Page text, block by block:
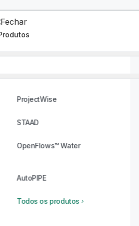
Fechar
ProjectWise
STAAD
OpenFlows™ Water
Todos os produtos
ProjectWise
STAAD
OpenFlows™ Water
AutoPIPE
Todos os produtos
Complementary Solutions